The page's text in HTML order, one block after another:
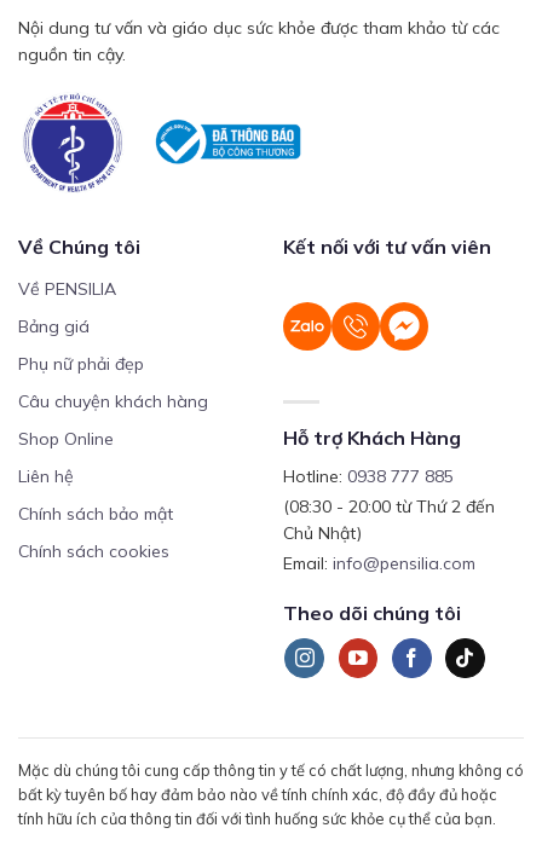
Nội dung tư vấn và giáo dục sức khỏe được tham khảo từ các
nguồn tin cậy.
Về Chúng tôi
Về PENSILIA
Bảng giá
Phụ nữ phải đẹp
Câu chuyện khách hàng
Shop Online
Liên hệ
Chính sách bảo mật
Chính sách cookies
Kết nối với tư vấn viên
Hỗ trợ Khách Hàng
Hotline: 0938 777 885
(08:30 - 20:00 từ Thứ 2 đến
Chủ Nhật)
Email: info@pensilia.com
Theo dõi chúng tôi
Mặc dù chúng tôi cung cấp thông tin y tế có chất lượng, nhưng không có
bất kỳ tuyên bố hay đảm bảo nào về tính chính xác, độ đầy đủ hoặc
tính hữu ích của thông tin đối với tình huống sức khỏe cụ thể của bạn.